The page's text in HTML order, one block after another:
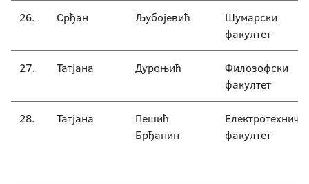
26. Срђан Љубојевић
Шумарски
факултет
27. Татјана Дуроњић
Филозофски
факултет
28. Татјана
Пешић
Брђанин
факултет